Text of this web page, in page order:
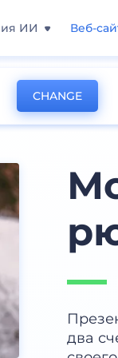
ИИ Веб-
два
CHANGE